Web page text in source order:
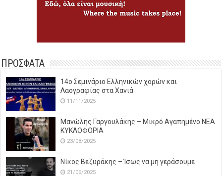
ΠΡΟΣΦΑΤΑ
14o Σεμινάριο Ελληνικών χορών και
Λαογραφίας στα Χανιά
11/11/2025
Μανώλης Γαργουλάκης – Μικρό Αγαπημένο NEΑ
ΚΥΚΛΟΦΟΡΙΑ
23/08/2025
Νίκος Βεζυράκης – Ίσως να μη γεράσουμε
21/06/2025